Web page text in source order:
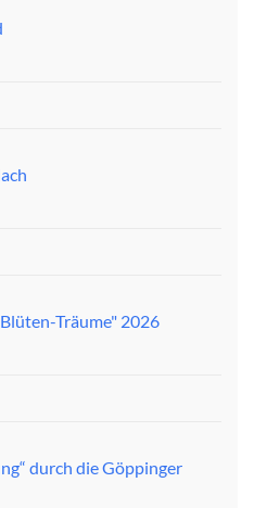
Träume" 2026
durch die Göppinger